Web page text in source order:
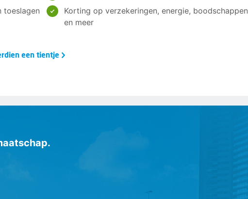
toeslagen
Korting op verzekeringen, energie, boodschappen
en meer
een tientje